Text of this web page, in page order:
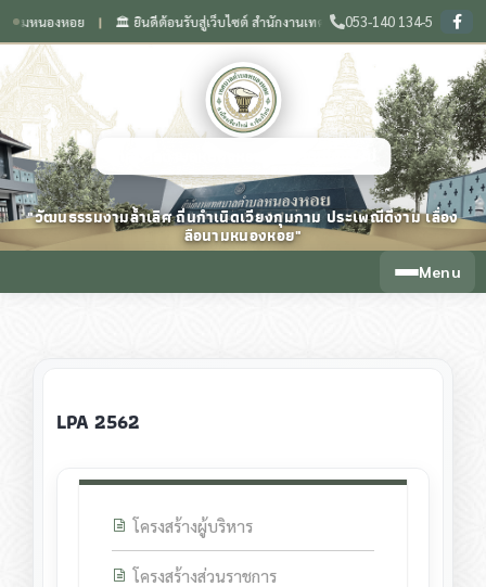
งหอย ❙ 🏛️ ยินดีต้อนรับสู่เว็บไซต์ สำนักงานเทศบาลตำบลหนองหอย จังหวัดเชียงใหม่
053-140 134-5
"วัฒนธรรมงามล้ำเลิศ ถิ่นกำเนิดเวียงกุมกาม ประเพณีดีงาม เลื่อง
ลือนามหนองหอย"
Menu
LPA 2562
โครงสร้างผู้บริหาร
โครงสร้างส่วนราชการ